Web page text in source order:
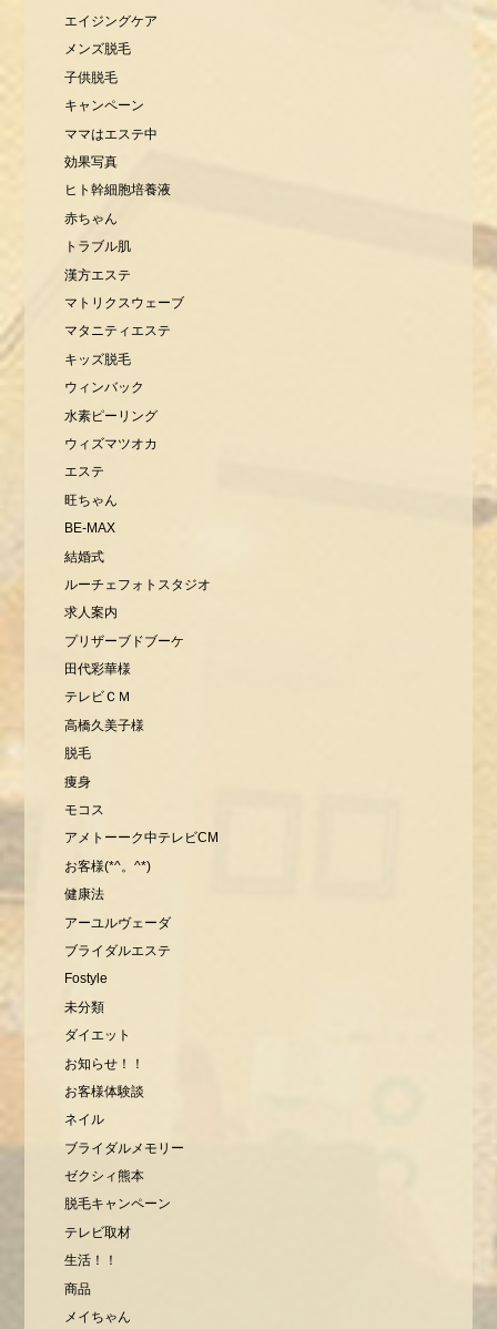
エイジングケア
メンズ脱毛
子供脱毛
キャンペーン
ママはエステ中
効果写真
ヒト幹細胞培養液
赤ちゃん
トラブル肌
漢方エステ
マトリクスウェーブ
マタニティエステ
キッズ脱毛
ウィンバック
水素ピーリング
ウィズマツオカ
エステ
旺ちゃん
BE-MAX
結婚式
ルーチェフォトスタジオ
求人案内
プリザーブドブーケ
田代彩華様
テレビＣＭ
高橋久美子様
脱毛
痩身
モコス
アメトーーク中テレビCM
お客様(*^。^*)
健康法
アーユルヴェーダ
ブライダルエステ
Fostyle
未分類
ダイエット
お知らせ！！
お客様体験談
ネイル
ブライダルメモリー
ゼクシィ熊本
脱毛キャンペーン
テレビ取材
生活！！
商品
メイちゃん